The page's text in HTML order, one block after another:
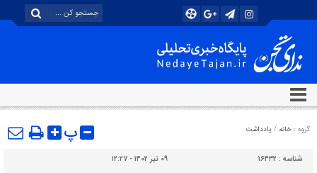
گروه : خانه / یادداشت پ
شناسه : ۱۶۴۳۲
۰۹ تیر ۱۴۰۲ - ۱۲:۲۷